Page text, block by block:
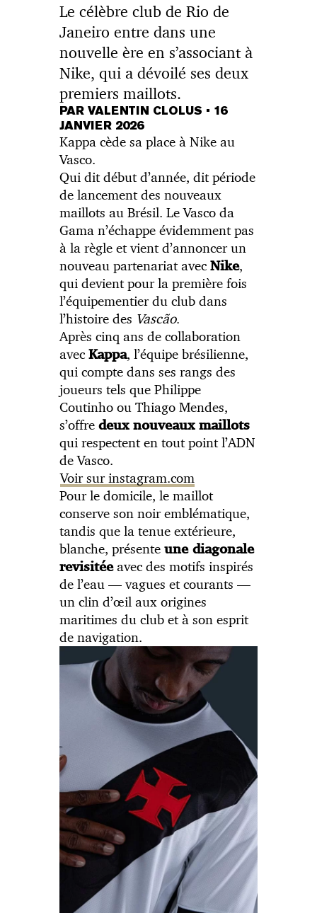
Le célèbre club de Rio de
Janeiro entre dans une
nouvelle ère en s’associant à
Nike, qui a dévoilé ses deux
premiers maillots.
PAR VALENTIN CLOLUS • 16
JANVIER 2026
Kappa cède sa place à Nike au
Vasco.
Qui dit début d’année, dit période
de lancement des nouveaux
maillots au Brésil. Le Vasco da
Gama n’échappe évidemment pas
à la règle et vient d’annoncer un
nouveau partenariat avecNike,
qui devient pour la première fois
l’équipementier du club dans
l’histoire des Vascão.
Après cinq ans de collaboration
avecKappa, l’équipe brésilienne,
qui compte dans ses rangs des
joueurs tels que Philippe
Coutinho ou Thiago Mendes,
s’offredeux nouveaux maillots
qui respectent en tout point l’ADN
de Vasco.
Voir sur instagram.com
Pour le domicile, le maillot
conserve son noir emblématique,
tandis que la tenue extérieure,
blanche, présenteune diagonale
revisitéeavec des motifs inspirés
de l’eau — vagues et courants —
un clin d’œil aux origines
maritimes du club et à son esprit
de navigation.